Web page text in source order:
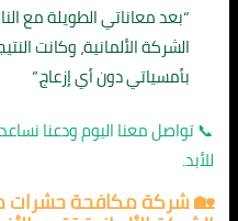
“بعد معاناتي الطويلة مع
الشركة الألمانية، وكانت
بأمسياتي دون أي إزعاج.”
📞 تواصل معنا اليوم ودعنا
للأبد.
🏡شركة مكافحة حشرات